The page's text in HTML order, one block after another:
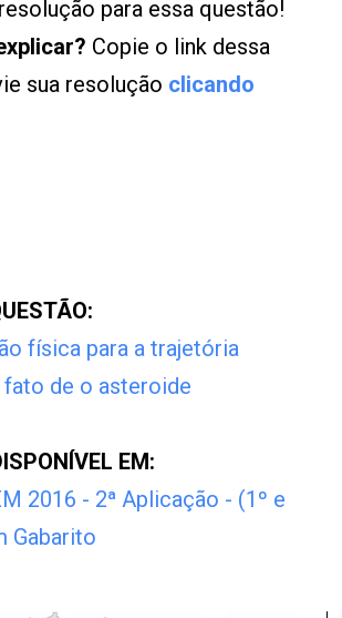
para essa questão!
Copie o link dessa
sua resolução clicando
física para a trajetória
de o asteroide
EM:
2016 - 2ª Aplicação - (1º e
Gabarito